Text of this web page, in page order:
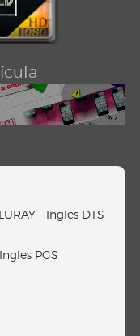
- Ingles DTS
PGS